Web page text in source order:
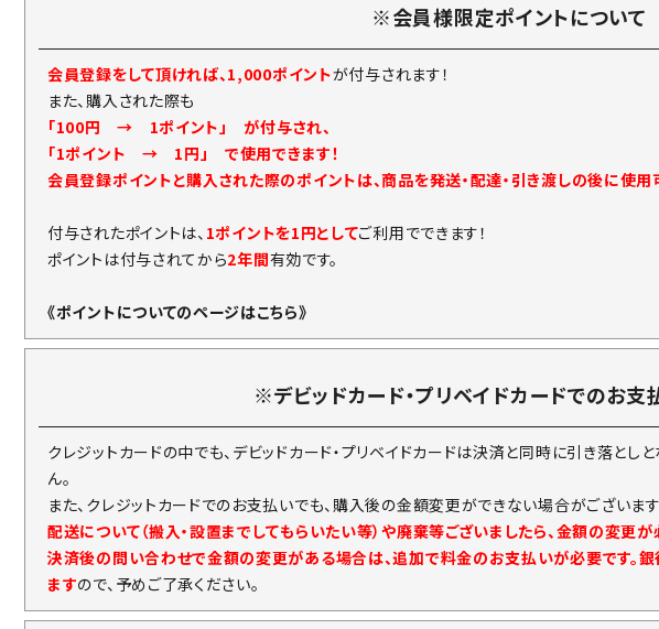
※会員様限定ポイントについて
会員登録をして頂ければ、1,000ポイントが付与されます！
また、購入された際も
「100円 → 1ポイント」 が付与され、
「1ポイント → 1円」 で使用できます！
会員登録ポイントと購入された際のポイントは、商品を発送・配達・引き渡しの後に使用
付与されたポイントは、 1ポイントを1円としてご利用でできます！
ポイントは付与されてから2年間有効です。
《ポイントについてのページはこちら》
※デビッドカード・プリベイドカードでのお支
クレジットカードの中でも、デビッドカード・プリベイドカードは決済と同時に引き落と
ん。
また、クレジットカードでのお支払いでも、購入後の金額変更ができない場合がございます
配送について（搬入・設置までしてもらいたい等）や廃棄等ございましたら、金額の変更
決済後の問い合わせで金額の変更がある場合は、追加で料金のお支払いが必要です。
ますので、予めご了承ください。